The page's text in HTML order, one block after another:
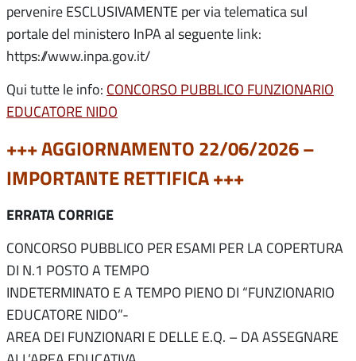
pervenire ESCLUSIVAMENTE per via telematica sul
portale del ministero InPA al seguente link:
https://www.inpa.gov.it/
Qui tutte le info: CONCORSO PUBBLICO FUNZIONARIO
EDUCATORE NIDO
+++ AGGIORNAMENTO 22/06/2026 –
IMPORTANTE RETTIFICA +++
ERRATA CORRIGE
CONCORSO PUBBLICO PER ESAMI PER LA COPERTURA
DI N.1 POSTO A TEMPO
INDETERMINATO E A TEMPO PIENO DI “FUNZIONARIO
EDUCATORE NIDO”-
AREA DEI FUNZIONARI E DELLE E.Q. – DA ASSEGNARE